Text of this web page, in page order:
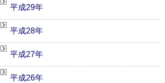
平成29年
平成28年
平成27年
平成26年